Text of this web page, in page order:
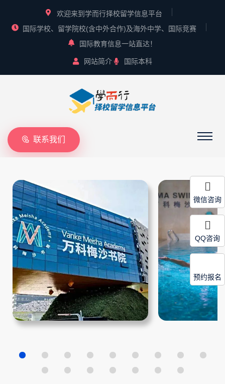
欢迎来到学而行择校留学信息平台
国际学校、留学院校(含中外合作)及海外中学、国际竞赛
国际教育信息一站直达！
网站简介 国际本科
联系我们
微信咨询
QQ咨询
预约报名